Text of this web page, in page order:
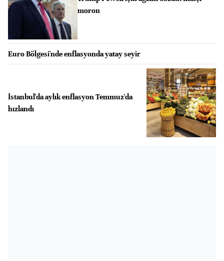
moron
Euro Bölgesi'nde enflasyonda yatay seyir
İstanbul'da aylık enflasyon Temmuz'da
hızlandı